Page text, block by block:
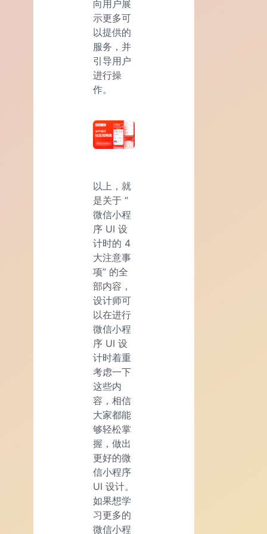
向用户展
示更多可
以提供的
服务，并
引导用户
进行操
作。
以上，就
是关于 “
微信小程
序 UI 设
计时的 4
大注意事
项” 的全
部内容，
设计师可
以在进行
微信小程
序 UI 设
计时着重
考虑一下
这些内
容，相信
大家都能
够轻松掌
握，做出
更好的微
信小程序
UI 设计。
如果想学
习更多的
微信小程